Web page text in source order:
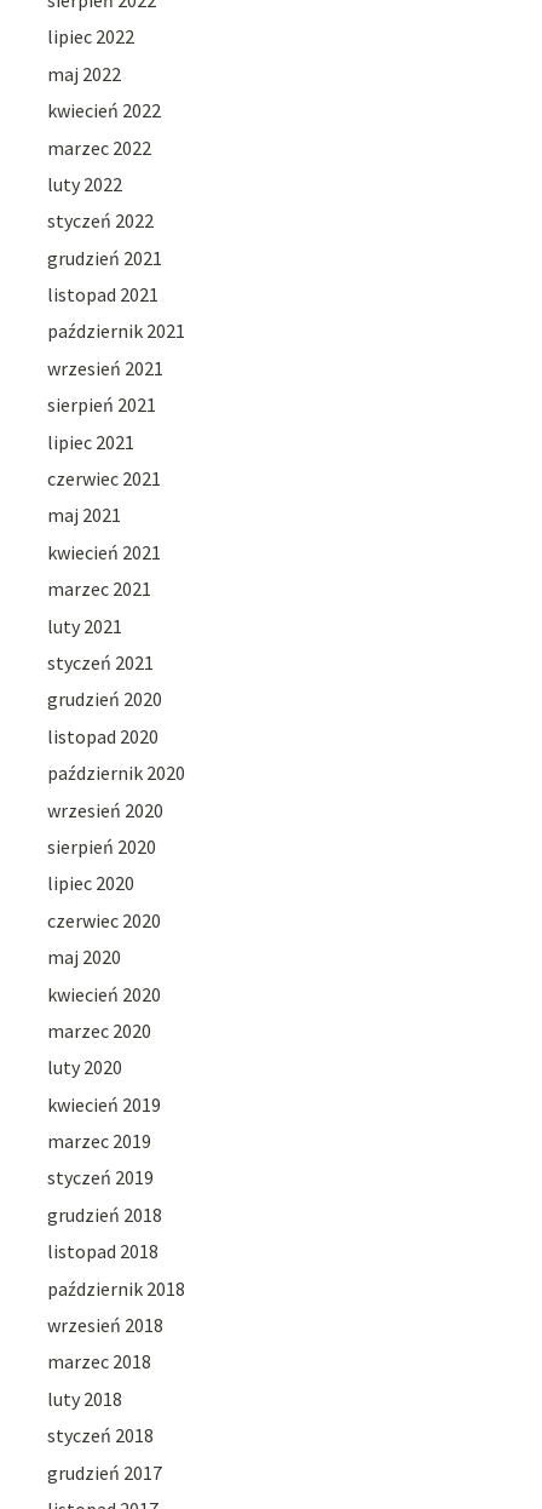
lipiec 2022
maj 2022
kwiecień 2022
marzec 2022
luty 2022
styczeń 2022
grudzień 2021
listopad 2021
październik 2021
wrzesień 2021
sierpień 2021
lipiec 2021
czerwiec 2021
maj 2021
kwiecień 2021
marzec 2021
luty 2021
styczeń 2021
grudzień 2020
listopad 2020
październik 2020
wrzesień 2020
sierpień 2020
lipiec 2020
czerwiec 2020
maj 2020
kwiecień 2020
marzec 2020
luty 2020
kwiecień 2019
marzec 2019
styczeń 2019
grudzień 2018
listopad 2018
październik 2018
wrzesień 2018
marzec 2018
luty 2018
styczeń 2018
grudzień 2017